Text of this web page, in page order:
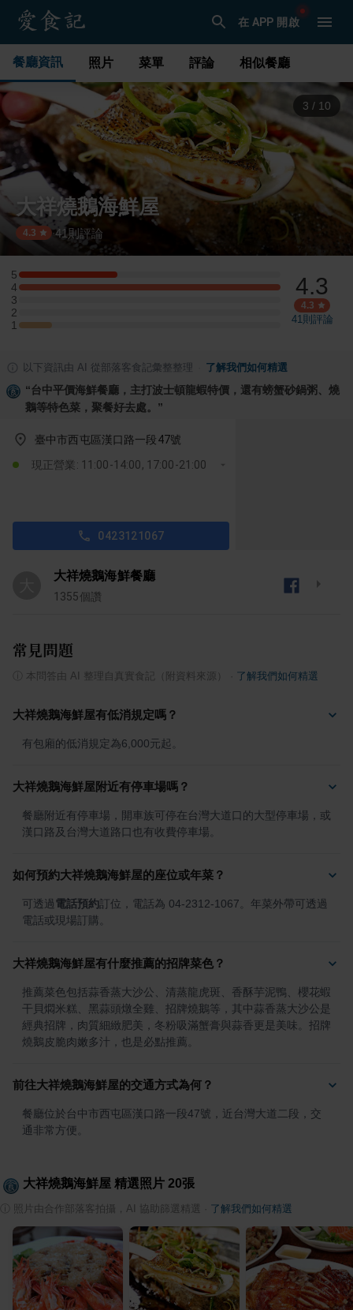
在 APP 開啟
餐廳資訊 照片 菜單 評論 相似餐廳
3 / 10
大祥燒鵝海鮮屋
4.3 ·41 則評論
5
5 星：3 則評論
4
4 星：8 則評論
3
3 星：0 則評論
2
2 星：0 則評論
1
1 星：1 則評論
4.3
4.3
41則評論
以下資訊由 AI 從部落客食記彙整整理 了解我們如何精選
“台中平價海鮮餐廳，主打波士頓龍蝦特價，還有螃蟹砂鍋粥、燒
鵝等特色菜，聚餐好去處。 ”
臺中市西屯區漢口路一段47號
現正營業: 11:00-14:00, 17:00-21:00
0423121067
大祥燒鵝海鮮餐廳
1355個讚
常見問題
本問答由 AI 整理自真實食記（附資料來源） 了解我們如何精選
大祥燒鵝海鮮屋有低消規定嗎？
有包廂的低消規定為6,000元起。
大祥燒鵝海鮮屋附近有停車場嗎？
餐廳附近有停車場，開車族可停在台灣大道口的大型停車場，或
漢口路及台灣大道路口也有收費停車場。
如何預約大祥燒鵝海鮮屋的座位或年菜？
可透過電話預約訂位，電話為 04-2312-1067。年菜外帶可透過
電話或現場訂購。
大祥燒鵝海鮮屋有什麼推薦的招牌菜色？
推薦菜色包括蒜香蒸大沙公、清蒸龍虎斑、香酥芋泥鴨、櫻花蝦
干貝燜米糕、黑蒜頭燉全雞、招牌燒鵝等，其中蒜香蒸大沙公是
經典招牌，肉質細緻肥美，冬粉吸滿蟹膏與蒜香更是美味。招牌
燒鵝皮脆肉嫩多汁，也是必點推薦。
前往大祥燒鵝海鮮屋的交通方式為何？
餐廳位於台中市西屯區漢口路一段47號，近台灣大道二段，交
通非常方便。
大祥燒鵝海鮮屋 精選照片 20張
照片由合作部落客拍攝，AI 協助篩選精選 了解我們如何精選